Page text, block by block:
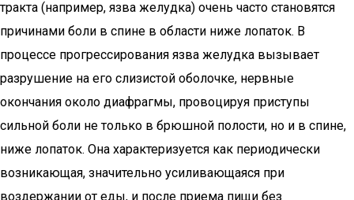
тракта (например, язва желудка) очень часто становятся
причинами боли в спине в области ниже лопаток. В
процессе прогрессирования язва желудка вызывает
разрушение на его слизистой оболочке, нервные
окончания около диафрагмы, провоцируя приступы
сильной боли не только в брюшной полости, но и в спине,
ниже лопаток. Она характеризуется как периодически
возникающая, значительно усиливающаяся при
воздержании от еды, и после приема пищи без